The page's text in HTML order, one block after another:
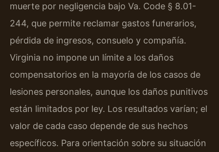
muerte por negligencia bajo Va. Code § 8.01-
244, que permite reclamar gastos funerarios,
pérdida de ingresos, consuelo y compañía.
Virginia no impone un límite a los daños
compensatorios en la mayoría de los casos de
lesiones personales, aunque los daños punitivos
están limitados por ley. Los resultados varían; el
valor de cada caso depende de sus hechos
específicos. Para orientación sobre su situación